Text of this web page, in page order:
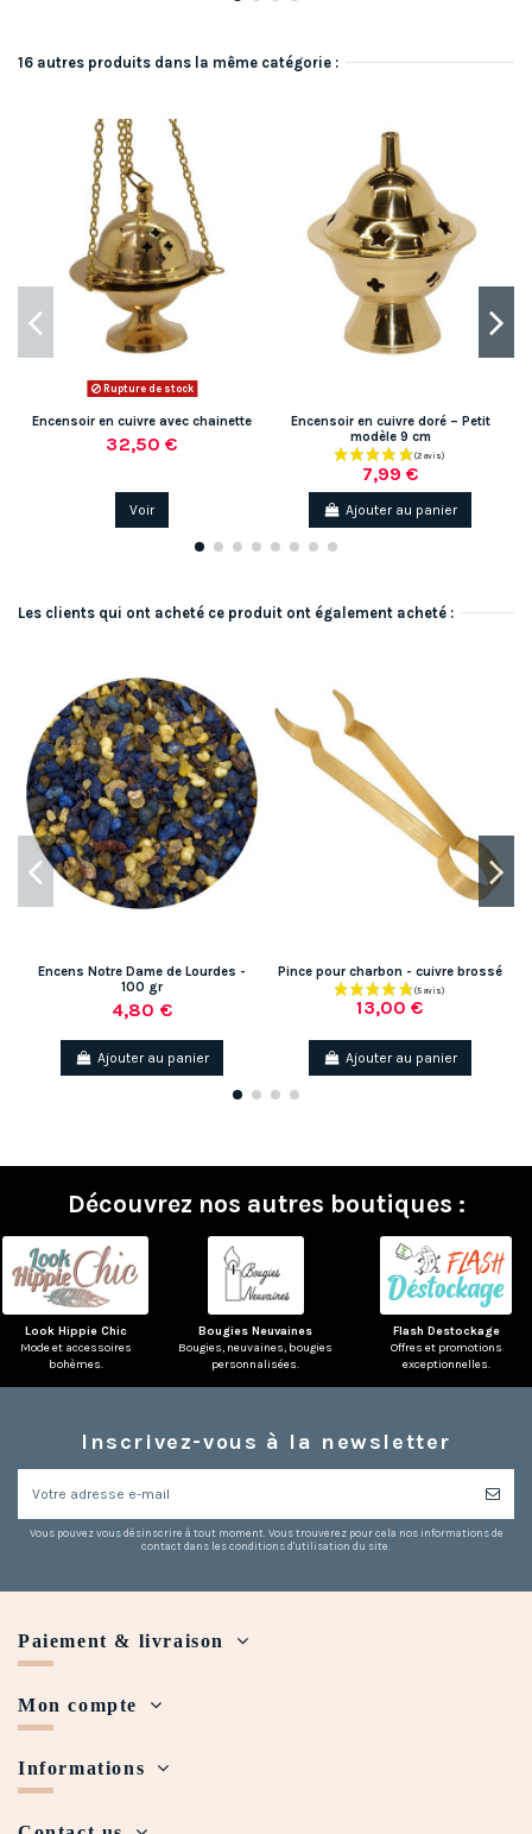
16 autres produits dans la même catégorie :
Rupture de stock
Encensoir en cuivre avec chainette
32,50 €
Voir
Encensoir en cuivre doré – Petit
modèle 9 cm
7,99 €
Ajouter au panier
Les clients qui ont acheté ce produit ont également acheté :
Encens Notre Dame de Lourdes -
100 gr
4,80 €
Ajouter au panier
Pince pour charbon - cuivre brossé
13,00 €
Ajouter au panier
Découvrez nos autres boutiques :
Look Hippie Chic
Mode et accessoires
bohèmes.
Bougies Neuvaines
Bougies, neuvaines, bougies
personnalisées.
Flash Destockage
Offres et promotions
exceptionnelles.
Inscrivez-vous à la newsletter
Vous pouvez vous désinscrire à tout moment. Vous trouverez pour cela nos informations de
contact dans les conditions d'utilisation du site.
Paiement & livraison
Mon compte
Informations